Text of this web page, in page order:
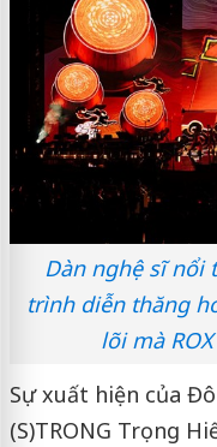
Dàn nghệ sĩ nổi
trình diễn thăng
lõi mà
Sự xuất hiện của
(S)TRONG Trọng